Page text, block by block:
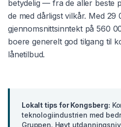
betydelig — fra de aller beste
de med dårligst vilkår. Med 29
gjennomsnittsinntekt på560
boere generelt god tilgang til
lånetilbud.
Lokalt tips forKongsberg:
teknologiindustrien med
Gruppen. Høyt